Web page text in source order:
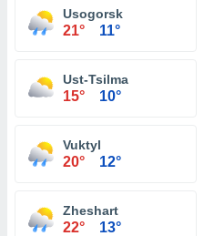
Usogorsk
21° 11°
Ust-Tsilma
15° 10°
Vuktyl
20° 12°
Zheshart
22° 13°